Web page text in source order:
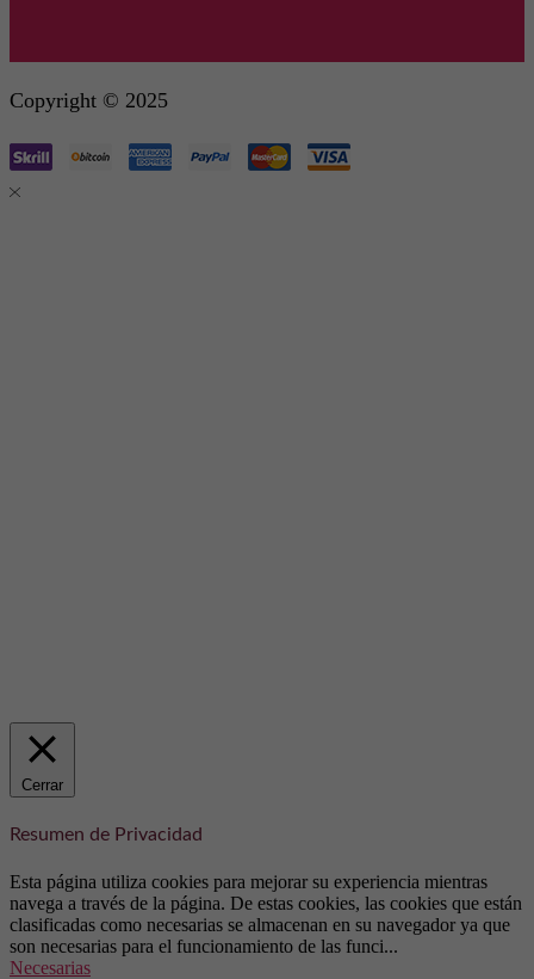
Copyright © 2025
Cerrar
Resumen de Privacidad
Esta página utiliza cookies para mejorar su experiencia mientras
navega a través de la página. De estas cookies, las cookies que están
clasificadas como necesarias se almacenan en su navegador ya que
son necesarias para el funcionamiento de las funci...
Necesarias